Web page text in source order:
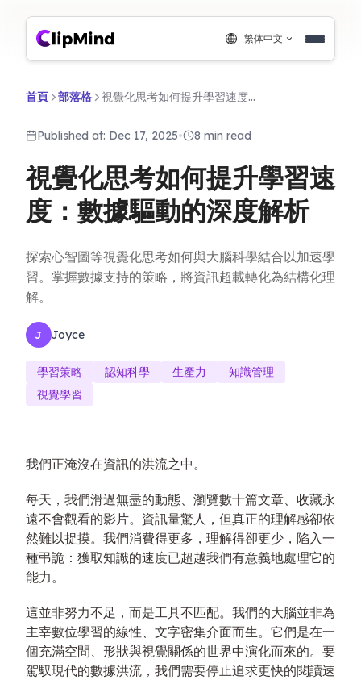
繁体中文
首頁 部落格 視覺化思考如何提升學習速度：數據驅動的深度解析
Published at: Dec 17, 2025• 8 min read
視覺化思考如何提升學習速
度：數據驅動的深度解析
探索心智圖等視覺化思考如何與大腦科學結合以加速學
習。掌握數據支持的策略，將資訊超載轉化為結構化理
解。
J Joyce
學習策略 認知科學 生產力
知識管理
視覺學習
我們正淹沒在資訊的洪流之中。
每天，我們滑過無盡的動態、瀏覽數十篇文章、收藏永
遠不會觀看的影片。資訊量驚人，但真正的理解感卻依
然難以捉摸。我們消費得更多，理解得卻更少，陷入一
種弔詭：獲取知識的速度已超越我們有意義地處理它的
能力。
這並非努力不足，而是工具不匹配。我們的大腦並非為
主宰數位學習的線性、文字密集介面而生。它們是在一
個充滿空間、形狀與視覺關係的世界中演化而來的。要
駕馭現代的數據洪流，我們需要停止追求更快的閱讀速